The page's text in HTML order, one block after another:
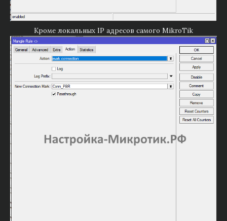
Кроме локальных IP адресов самого MikroTik